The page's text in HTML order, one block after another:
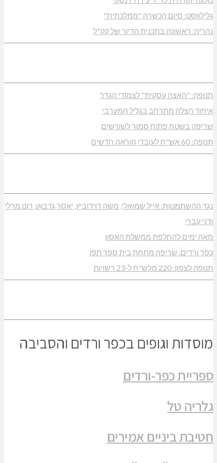
גלילווסט: סיום הכשרה "ממלכתית"
נהריה: ראשונה בתכנית הדיור של קק"ל
תנופה: "האצה עסקית" לצמודי הגדר
איחוד הצלה מתרחב בגליל המערבי
שריפה בשטח פתוח סמוך לשורשים
תנופה: 60 אש"ח לעובדי הוראה חדשים
נגד ההשתמטות: אייל שמואלי, משה דוידוביץ, יאסר גדבאן, רונן מרלי
ודני עברי
מאה ימים להחלפת ממשלת האסון
כפר ורדים: שריפה מתחת בית ספר תפן
תנופה לצפון: 220 מלש"ח ל-23 רשויות
מוסדות וגופים בכפר ורדים והסביבה
ספריית כפר-ורדים
גלריה טל
חטיבת ביניים אמירים